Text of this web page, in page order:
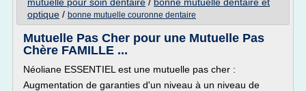
optique / bonne mutuelle couronne dentaire
Mutuelle Pas Cher pour une Mutuelle Pas
Chère FAMILLE ...
Néoliane ESSENTIEL est une mutuelle pas cher :
Augmentation de garanties d'un niveau à un niveau de